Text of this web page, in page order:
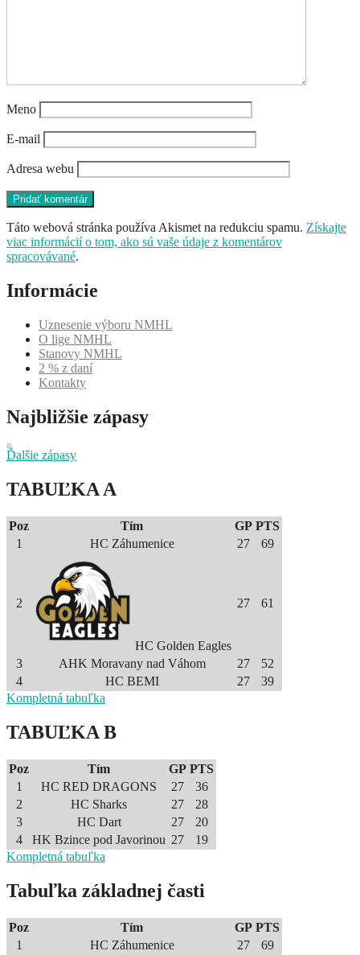
Meno
E-mail
Adresa webu
Táto webová stránka používa Akismet na redukciu spamu. Získajte
viac informácií o tom, ako sú vaše údaje z komentárov
spracovávané.
Informácie
Uznesenie výboru NMHL
O lige NMHL
Stanovy NMHL
2 % z daní
Kontakty
Najbližšie zápasy
Ďalšie zápasy
TABUĽKA A
Poz Tím GP PTS
1
HC Záhumenice 27 69
2
HC Golden Eagles
27 61
3 AHK Moravany nad Váhom 27
52
4
HC BEMI 27
39
Kompletná tabuľka
TABUĽKA B
Poz Tím GP PTS
1
HC RED DRAGONS 27
36
2
HC Sharks 27
28
3
HC Dart 27
20
4
HK Bzince pod Javorinou 27
19
Kompletná tabuľka
Tabuľka základnej časti
Poz Tím GP PTS
1
HC Záhumenice 27 69